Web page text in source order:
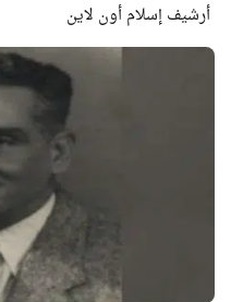
أرشيف إسلام أون لاين